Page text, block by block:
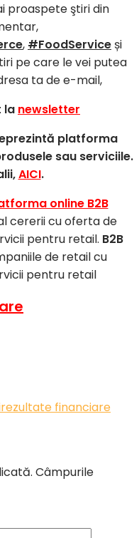
proaspete ştiri din
, #FoodServiceși
pe care le vei putea
ta de e-mail,
la newsletter
platforma
sau serviciile.
AICI.
online B2B
cererii cu oferta de
pentru retail. B2B
de retail cu
pentru retail
rezultate financiare
Câmpurile